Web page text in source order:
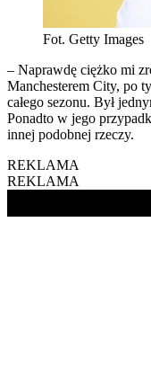
Fot. Getty Images
– Naprawdę ciężko mi
Manchesterem City, po
całego sezonu. Był
Ponadto w jego
innej podobnej rzeczy.
REKLAMA
REKLAMA